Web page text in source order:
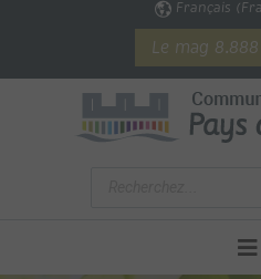
Français
Le mag 8.888